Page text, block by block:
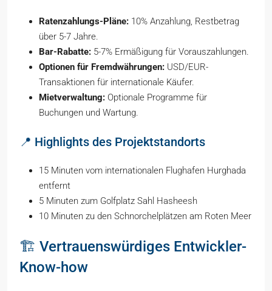
Ratenzahlungs-Pläne: 10% Anzahlung, Restbetrag
über 5-7 Jahre.
Bar-Rabatte: 5-7% Ermäßigung für Vorauszahlungen.
Optionen für Fremdwährungen: USD/EUR-
Transaktionen für internationale Käufer.
Mietverwaltung: Optionale Programme für
Buchungen und Wartung.
📍 Highlights des Projektstandorts
15 Minuten vom internationalen Flughafen Hurghada
entfernt
5 Minuten zum Golfplatz Sahl Hasheesh
10 Minuten zu den Schnorchelplätzen am Roten Meer
🏗️ Vertrauenswürdiges Entwickler-
Know-how